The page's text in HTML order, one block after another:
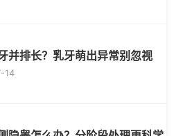
并排长？乳牙萌出异常别忽视
14